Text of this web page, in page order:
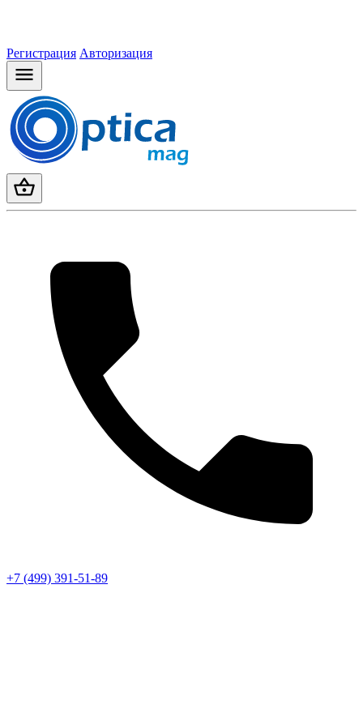
Регистрация Авторизация
+7 (499) 391-51-89